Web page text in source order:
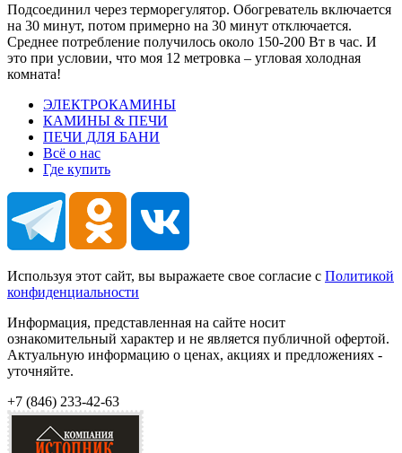
Подсоединил через терморегулятор. Обогреватель включается
на 30 минут, потом примерно на 30 минут отключается.
Среднее потребление получилось около 150-200 Вт в час. И
это при условии, что моя 12 метровка – угловая холодная
комната!
ЭЛЕКТРОКАМИНЫ
КАМИНЫ & ПЕЧИ
ПЕЧИ ДЛЯ БАНИ
Всё о нас
Где купить
Используя этот сайт, вы выражаете свое согласие с Политикой
конфиденциальности
Информация, представленная на сайте носит
ознакомительный характер и не является публичной офертой.
Актуальную информацию о ценах, акциях и предложениях -
уточняйте.
+7 (846) 233-42-63